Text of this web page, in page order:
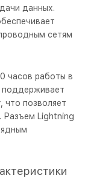
данных.
сетям
часов работы в
что позволяет
Разъем Lightning